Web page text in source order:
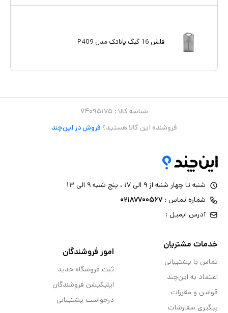
فلش 16 گیگ پاناتک مدل P409
شناسه کالا : ۷۴۰۹۵۱۷۵
فروشنده این کالا هستید؟ فروش در این‌چند
شنبه تا چهار شنبه از ۹ الی ۱۷ ، پنج شنبه ۹ الی ۱۳
شماره تماس : ۰۲۱۸۷۷۰۰۵۶۷
آدرس ایمیل :
خدمات مشتریان
تماس با پشتیبانی
اعتماد به این‌چند
قوانین و مقررات
پیگیری سفارشات
امور فروشندگان
ثبت فروشگاه جدید
اپلیکیشن فروشندگان
درخواست پشتیبانی